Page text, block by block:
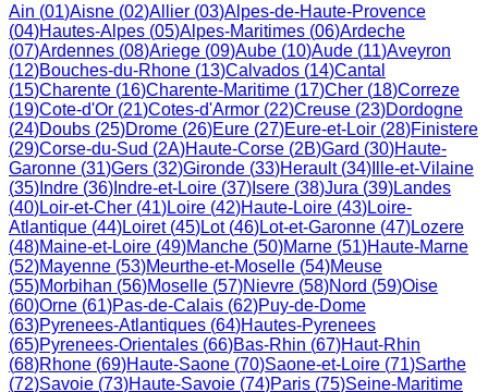
Ain (01)Aisne (02)Allier (03)Alpes-de-Haute-Provence
(04)Hautes-Alpes (05)Alpes-Maritimes (06)Ardeche
(07)Ardennes (08)Ariege (09)Aube (10)Aude (11)Aveyron
(12)Bouches-du-Rhone (13)Calvados (14)Cantal
(15)Charente (16)Charente-Maritime (17)Cher (18)Correze
(19)Cote-d'Or (21)Cotes-d'Armor (22)Creuse (23)Dordogne
(24)Doubs (25)Drome (26)Eure (27)Eure-et-Loir (28)Finistere
(29)Corse-du-Sud (2A)Haute-Corse (2B)Gard (30)Haute-
Garonne (31)Gers (32)Gironde (33)Herault(34) Ille-et-Vilaine
(35) Indre (36) Indre-et-Loire (37) Isere (38)Jura (39)Landes
(40)Loir-et-Cher (41)Loire (42)Haute-Loire (43)Loire-
Atlantique (44)Loiret(45)Lot(46)Lot-et-Garonne (47)Lozere
(48)Maine-et-Loire (49)Manche (50)Marne (51)Haute-Marne
(52)Mayenne (53)Meurthe-et-Moselle (54)Meuse
(55)Morbihan (56)Moselle (57)Nievre (58)Nord (59)Oise
(60)Orne (61)Pas-de-Calais (62)Puy-de-Dome
(63)Pyrenees-Atlantiques (64)Hautes-Pyrenees
(65)Pyrenees-Orientales (66)Bas-Rhin (67)Haut-Rhin
(68)Rhone (69)Haute-Saone (70)Saone-et-Loire (71)Sarthe
(72)Savoie (73)Haute-Savoie (74)Paris (75)Seine-Maritime